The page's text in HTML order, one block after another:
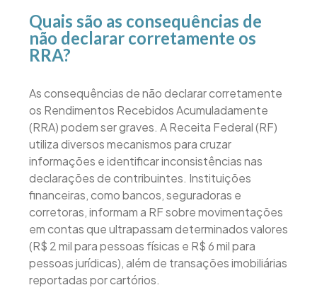
Quais são as consequências de
não declarar corretamente os
RRA?
As consequências de não declarar corretamente
os Rendimentos Recebidos Acumuladamente
(RRA) podem ser graves. A Receita Federal (RF)
utiliza diversos mecanismos para cruzar
informações e identificar inconsistências nas
declarações de contribuintes. Instituições
financeiras, como bancos, seguradoras e
corretoras, informam a RF sobre movimentações
em contas que ultrapassam determinados valores
(R$ 2 mil para pessoas físicas e R$ 6 mil para
pessoas jurídicas), além de transações imobiliárias
reportadas por cartórios.